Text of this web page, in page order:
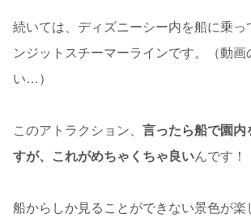
続いては、ディズニーシー内を船に乗っ
ンジットスチーマーラインです。（動画
い…）
このアトラクション、 言ったら船で園内
すが、これがめちゃくちゃ良いんです！
船からしか見ることができない景色が楽